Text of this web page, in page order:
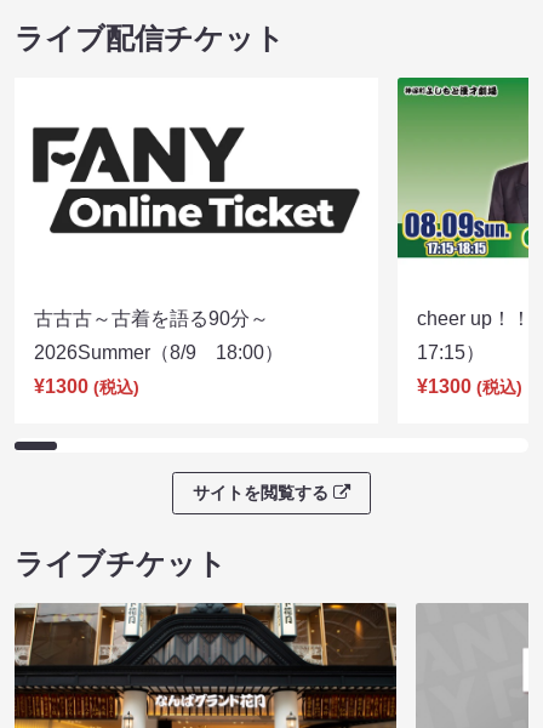
ライブ配信チケット
古古古～古着を語る90分～
2026Summer（8/9 18:00）
¥1300 (税込)
cheer up！
17:15）
¥1300 (税込)
サイトを閲覧する
ライブチケット